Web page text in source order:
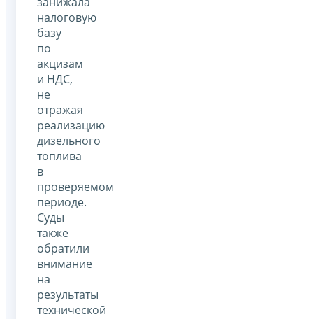
налоговую
базу
по
акцизам
и НДС,
не
отражая
реализацию
дизельного
топлива
в
проверяемом
периоде.
Суды
также
обратили
внимание
на
результаты
технической